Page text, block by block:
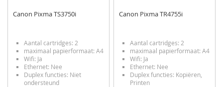
Canon Pixma TS3750i
Aantal cartridges: 2
maximaal papierformaat: A4
Wifi: Ja
Ethernet: Nee
Duplex functies: Niet
ondersteund
Canon Pixma TR4755i
Aantal cartridges: 2
maximaal papierformaat: A4
Wifi: Ja
Ethernet: Nee
Duplex functies: Kopiëren,
Printen